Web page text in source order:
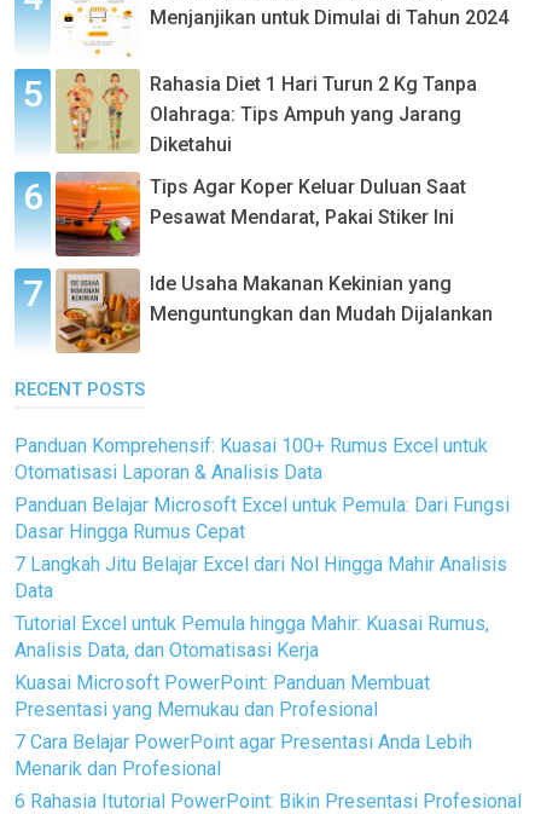
Menjanjikan untuk Dimulai di Tahun 2024
Rahasia Diet 1 Hari Turun 2 Kg Tanpa
Olahraga: Tips Ampuh yang Jarang
Diketahui
Tips Agar Koper Keluar Duluan Saat
Pesawat Mendarat, Pakai Stiker Ini
Ide Usaha Makanan Kekinian yang
Menguntungkan dan Mudah Dijalankan
RECENT POSTS
Panduan Komprehensif: Kuasai 100+ Rumus Excel untuk
Otomatisasi Laporan & Analisis Data
Panduan Belajar Microsoft Excel untuk Pemula: Dari Fungsi
Dasar Hingga Rumus Cepat
7 Langkah Jitu Belajar Excel dari Nol Hingga Mahir Analisis
Data
Tutorial Excel untuk Pemula hingga Mahir: Kuasai Rumus,
Analisis Data, dan Otomatisasi Kerja
Kuasai Microsoft PowerPoint: Panduan Membuat
Presentasi yang Memukau dan Profesional
7 Cara Belajar PowerPoint agar Presentasi Anda Lebih
Menarik dan Profesional
6 Rahasia Itutorial PowerPoint: Bikin Presentasi Profesional